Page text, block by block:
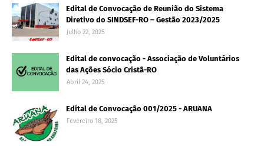
Edital de Convocação de Reunião do Sistema
Diretivo do SINDSEF-RO – Gestão 2023/2025
Julho 22, 2025
Edital de convocação - Associação de Voluntários
das Ações Sócio Cristã-RO
Abril 24, 2025
Edital de Convocação 001/2025 - ARUANA
Fevereiro 18, 2025